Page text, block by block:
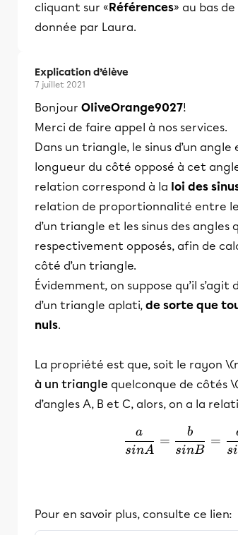
cliquant sur «Références» au bas
donnée par Laura.
Explication d’élève
7 juillet 2021
Bonjour OliveOrange9027!
Merci de faire appel à nos services.
Dans un triangle, le sinus d’un
longueur du côté opposé à cet
relation correspond à la loi des
relation de proportionnalité entre
d’un triangle et les sinus des angles
respectivement opposés, afin de
côté d’un triangle.
Évidemment, on suppose qu’il s’agit
d’un triangle aplati, de sorte que
nuls.
La propriété est que, soit le rayon
à un triangle quelconque de côtés
d’angles A, B et C, alors, on a la
sinA
a
=
sinB
b
=
s
Pour en savoir plus, consulte ce lien: